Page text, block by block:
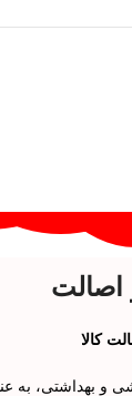
اصالت
کالا
و بهداشتی، به